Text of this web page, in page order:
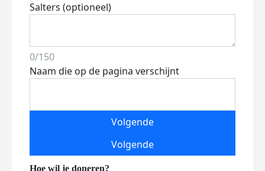
Salters (optioneel)
0/150
Naam die op de pagina verschijnt
Volgende
Volgende